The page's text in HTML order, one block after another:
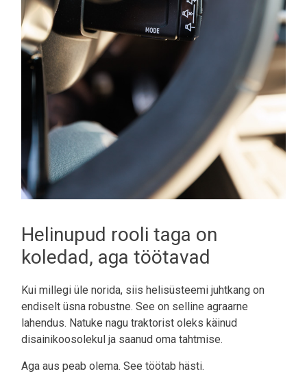
Helinupud rooli taga on
koledad, aga töötavad
Kui millegi üle norida, siis helisüsteemi juhtkang on
endiselt üsna robustne. See on selline agraarne
lahendus. Natuke nagu traktorist oleks käinud
disainikoosolekul ja saanud oma tahtmise.
Aga aus peab olema. See töötab hästi.